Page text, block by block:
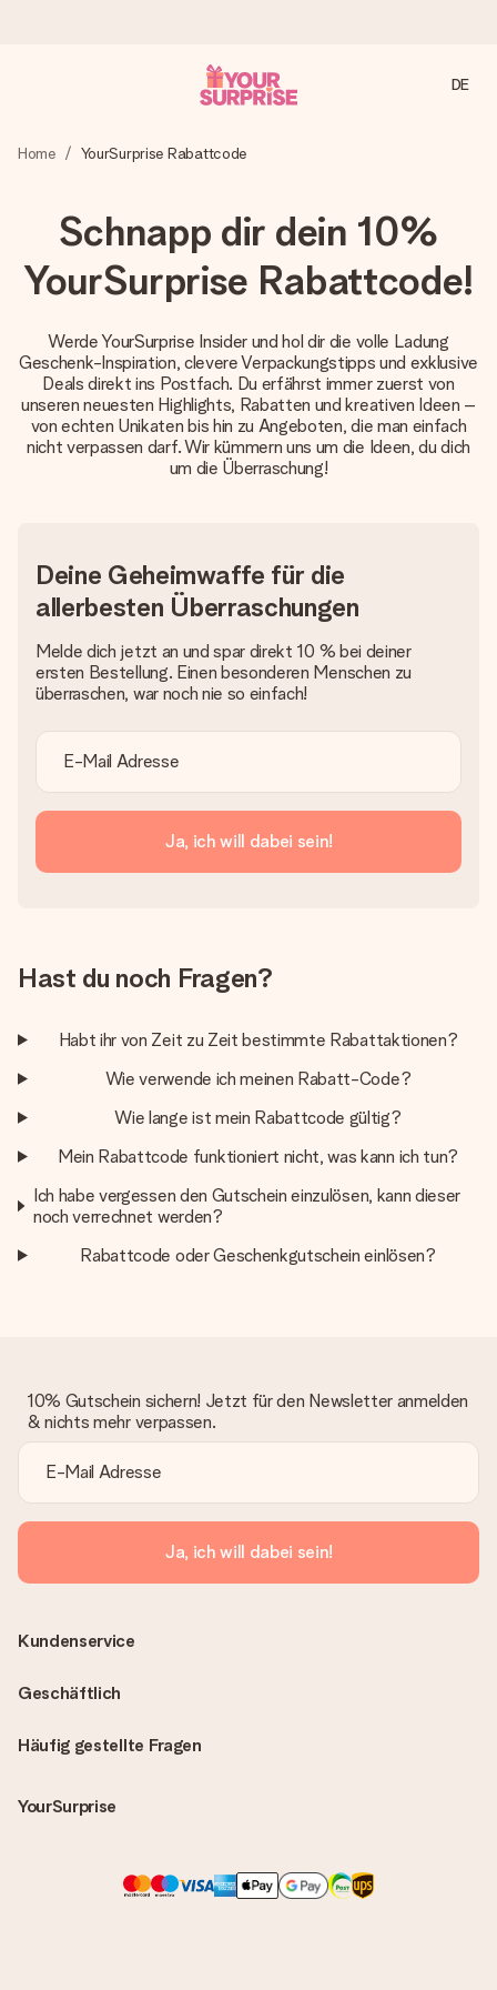
Wir bereiten dein Geschenk sorgfältig vor und schicken es
4,8 (basierend auf +15.000 Bewertungen)
Unsere Geschenke begeistern. Kunden bewerten uns mit
4,8 bei Google Reviews (Gesamtergebnis aller Länder, in
die wir versenden).
Mit Liebe gemacht, im Handumdrehen
Moment.
DE
Home YourSurprise Rabattcode
Schnapp dir dein 10%
YourSurprise Rabattcode!
Werde YourSurprise Insider und hol dir die volle Ladung
Geschenk-Inspiration, clevere Verpackungstipps und exklusive
Deals direkt ins Postfach. Du erfährst immer zuerst von
unseren neuesten Highlights, Rabatten und kreativen Ideen –
von echten Unikaten bis hin zu Angeboten, die man einfach
nicht verpassen darf. Wir kümmern uns um die Ideen, du dich
um die Überraschung!
Deine Geheimwaffe für die
allerbesten Überraschungen
Melde dich jetzt an und spar direkt 10 % bei deiner
ersten Bestellung. Einen besonderen Menschen zu
überraschen, war noch nie so einfach!
Ja, ich will dabei sein!
Hast du noch Fragen?
Habt ihr von Zeit zu Zeit bestimmte Rabattaktionen?
Wie verwende ich meinen Rabatt-Code?
Wie lange ist mein Rabattcode gültig?
Mein Rabattcode funktioniert nicht, was kann ich tun?
Ich habe vergessen den Gutschein einzulösen, kann dieser
noch verrechnet werden?
Rabattcode oder Geschenkgutschein einlösen?
10% Gutschein sichern! Jetzt für den Newsletter anmelden
& nichts mehr verpassen.
Ja, ich will dabei sein!
Häufig gestellte Fragen
YourSurprise
Kundenservice
Geschäftlich